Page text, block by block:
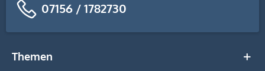
07156 / 1782730
Themen